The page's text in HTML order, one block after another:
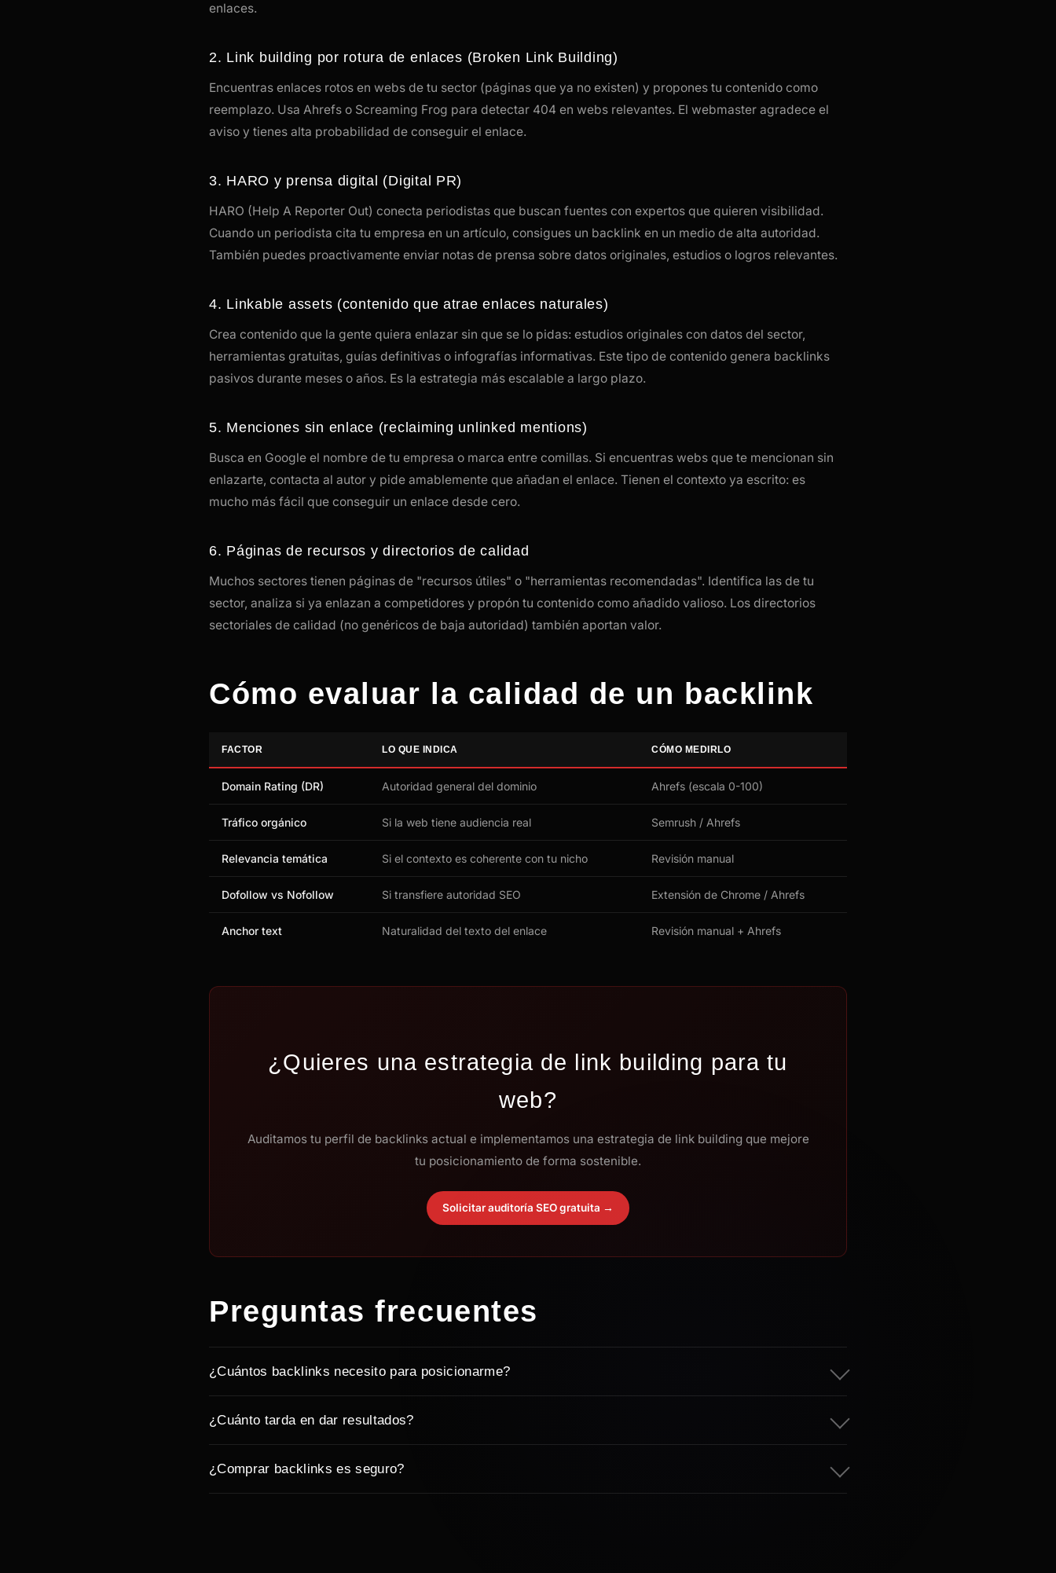
enlaces.
2. Link building por rotura de enlaces (Broken Link Building)
Encuentras enlaces rotos en webs de tu sector (páginas que ya no existen) y propones tu contenido como
reemplazo. Usa Ahrefs o Screaming Frog para detectar 404 en webs relevantes. El webmaster agradece el
aviso y tienes alta probabilidad de conseguir el enlace.
3. HARO y prensa digital (Digital PR)
HARO (Help A Reporter Out) conecta periodistas que buscan fuentes con expertos que quieren visibilidad.
Cuando un periodista cita tu empresa en un artículo, consigues un backlink en un medio de alta autoridad.
También puedes proactivamente enviar notas de prensa sobre datos originales, estudios o logros relevantes.
4. Linkable assets (contenido que atrae enlaces naturales)
Crea contenido que la gente quiera enlazar sin que se lo pidas: estudios originales con datos del sector,
herramientas gratuitas, guías definitivas o infografías informativas. Este tipo de contenido genera backlinks
pasivos durante meses o años. Es la estrategia más escalable a largo plazo.
5. Menciones sin enlace (reclaiming unlinked mentions)
Busca en Google el nombre de tu empresa o marca entre comillas. Si encuentras webs que te mencionan sin
enlazarte, contacta al autor y pide amablemente que añadan el enlace. Tienen el contexto ya escrito: es
mucho más fácil que conseguir un enlace desde cero.
6. Páginas de recursos y directorios de calidad
Muchos sectores tienen páginas de "recursos útiles" o "herramientas recomendadas". Identifica las de tu
sector, analiza si ya enlazan a competidores y propón tu contenido como añadido valioso. Los directorios
sectoriales de calidad (no genéricos de baja autoridad) también aportan valor.
Cómo evaluar la calidad de un backlink
FACTOR LO QUE INDICA CÓMO MEDIRLO
Domain Rating (DR) Autoridad general del dominio Ahrefs (escala 0-100)
Tráfico orgánico Si la web tiene audiencia real Semrush / Ahrefs
Relevancia temática Si el contexto es coherente con tu nicho Revisión manual
Dofollow vs Nofollow Si transfiere autoridad SEO Extensión de Chrome / Ahrefs
Anchor text Naturalidad del texto del enlace Revisión manual + Ahrefs
¿Quieres una estrategia de link building para tu
web?
Auditamos tu perfil de backlinks actual e implementamos una estrategia de link building que mejore
tu posicionamiento de forma sostenible.
Solicitar auditoría SEO gratuita →
Preguntas frecuentes
¿Cuántos backlinks necesito para posicionarme?
¿Cuánto tarda en dar resultados?
¿Comprar backlinks es seguro?